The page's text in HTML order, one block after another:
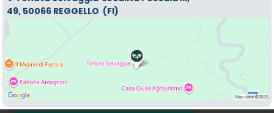
49, 50066 REGGELLO (FI)